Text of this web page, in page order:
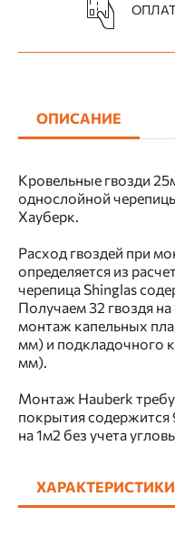
ОПИСАНИЕ
Кровельные гвозди
однослойной
Хауберк.
Расход гвоздей при
определяется из
черепица Shinglas
Получаем 32 гвоздя
монтаж капельных
мм) и подкладочного
мм).
Монтаж Hauberk
покрытия содержится
на 1м2 без учета
ХАРАКТЕРИСТИКИ